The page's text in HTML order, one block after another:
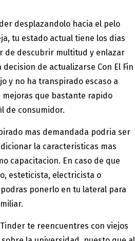
desplazandolo hacia el pelo
tu estado actual tiene los dias
de descubrir multitud y enlazar
de actualizarse Con El Fin
y no ha transpirado escaso a
mejoras que bastante rapido
de consumidor.
mas demandada podri­a ser
la caracteristicas mas
capacitacion. En caso de que
esteticista, electricista o
ponerlo en tu lateral para
te reencuentres con viejos